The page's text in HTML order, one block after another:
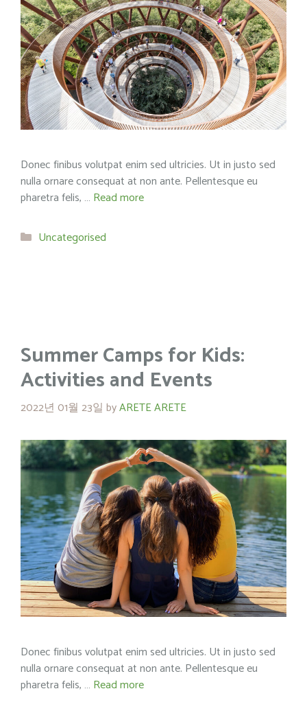
Donec finibus volutpat enim sed ultricies. Ut in justo sed
nulla ornare consequat at non ante. Pellentesque eu
pharetra felis, … Read more
Categories
Uncategorised
Summer Camps for Kids:
Activities and Events
2022년 01월 23일 byARETE ARETE
Donec finibus volutpat enim sed ultricies. Ut in justo sed
nulla ornare consequat at non ante. Pellentesque eu
pharetra felis, … Read more